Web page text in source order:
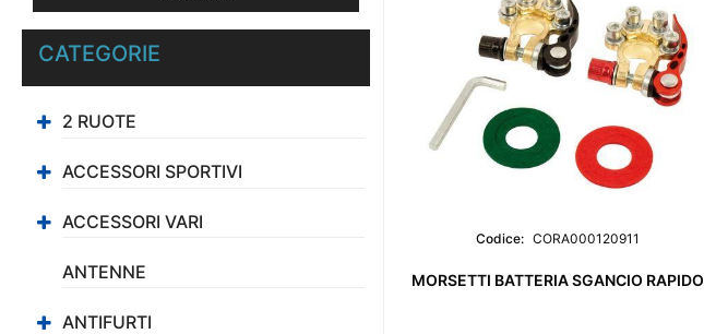
CATEGORIE
2 RUOTE
ACCESSORI SPORTIVI
ACCESSORI VARI
ANTENNE
ANTIFURTI
Codice: CORA000120911
MORSETTI BATTERIA SGANCIO RAPIDO